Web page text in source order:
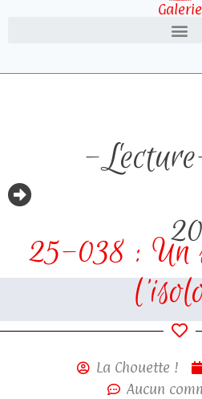
Galerie
-
25-038 : Un
La Chouette !
Aucun